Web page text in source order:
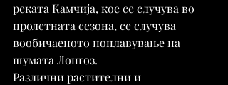
реката Камчија, кое се случува во
пролетната сезона, се случува
вообичаеното поплавување на
шумата Лонгоз.
Различни растителни и